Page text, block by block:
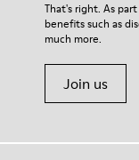
That's right. As
benefits such as
much more.
Join us